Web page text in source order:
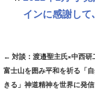
インに感謝して
Post
navigation
← 対談：渡邉聖主氏×中西
富士山を囲み平和を祈る「
きる」神道精神を世界に発信